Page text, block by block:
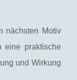
nächsten Motiv
eine praktische
und Wirkung